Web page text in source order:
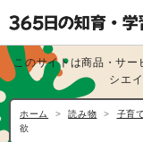
このサイトは商品・サ
シエ
ホーム 読み物 子育て
欲